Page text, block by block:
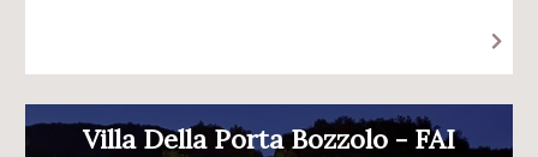
Villa Della Porta Bozzolo - FAI